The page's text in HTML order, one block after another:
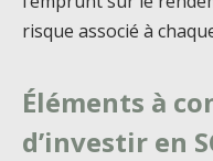
risque associé à
Éléments à
d’investir en